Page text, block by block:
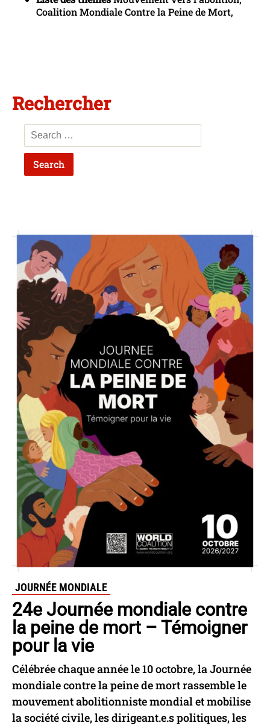
Coalition Mondiale Contre la Peine de Mort,
Rechercher
JOURNÉE MONDIALE
24e Journée mondiale contre
la peine de mort – Témoigner
pour la vie
Célébrée chaque année le 10 octobre, la Journée
mondiale contre la peine de mort rassemble le
mouvement abolitionniste mondial et mobilise
la société civile, les dirigeant.e.s politiques, les